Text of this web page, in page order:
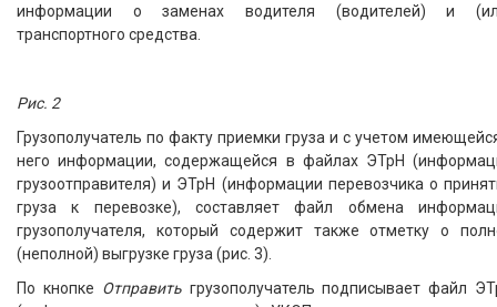
информации о заменах водителя (водителей) и
транспортного средства.
Рис. 2
Грузополучатель по факту приемки груза и с учетом
него информации, содержащейся в файлах ЭТрН
грузоотправителя) и ЭТрН (информации перевозчика о
груза к перевозке), составляет файл обмена
грузополучателя, который содержит также отметку о
(неполной) выгрузке груза (рис. 3).
По кнопке Отправитьгрузополучатель подписывает файл